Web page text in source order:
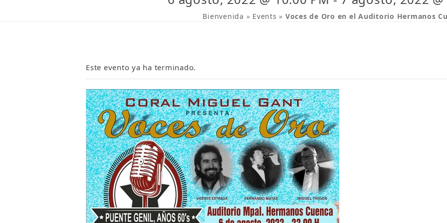
Bienvenida » Events » Voces de Oro en el Auditorio Hermanos
Este evento ya ha terminado.